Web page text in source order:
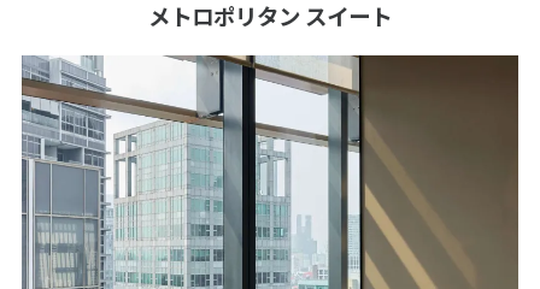
メトロポリタン スイート